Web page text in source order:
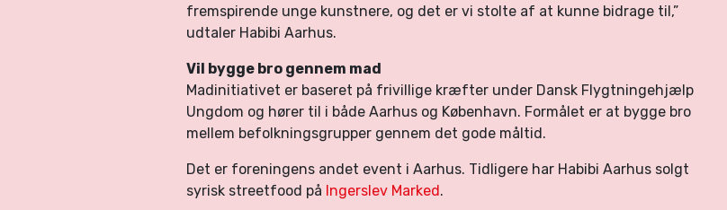
fremspirende unge kunstnere, og det er vi stolte af at kunne bidrage til,”
udtaler Habibi Aarhus.
Vil bygge bro gennem mad
Madinitiativet er baseret på frivillige kræfter under Dansk Flygtningehjælp
Ungdom og hører til i både Aarhus og København. Formålet er at bygge bro
mellem befolkningsgrupper gennem det gode måltid.
Det er foreningens andet event i Aarhus. Tidligere har Habibi Aarhus solgt
syrisk streetfood på Ingerslev Marked.